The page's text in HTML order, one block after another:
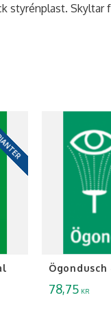
styrénplast.
Ögondusch
78,75 KR